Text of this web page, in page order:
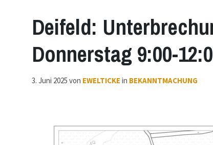
Deifeld:
Donnerstag 9:00-
3. Juni 2025 von EWELTICKE in BEKANNTMACHUNG